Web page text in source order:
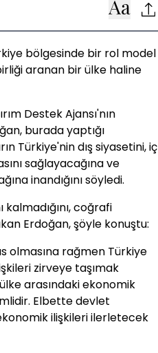
bölgesinde bir rol model
aranan bir ülke haline
Destek Ajansı'nın
burada yaptığı
Türkiye'nin dış siyasetini, iç
sağlayacağına ve
inandığını söyledi.
coğrafi
Erdoğan, şöyle konuştu:
olmasına rağmen Türkiye
zirveye taşımak
arasındaki ekonomik
Elbette devlet
ilişkileri ilerletecek